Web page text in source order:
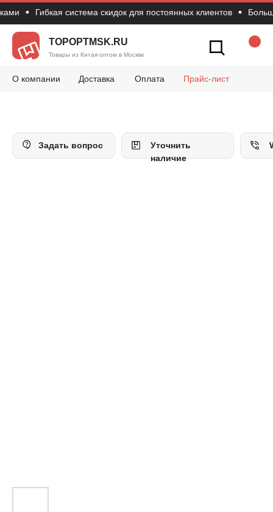
Гибкая система скидок для постоянных клиентов
TOPOPTMSK.RU
Товары из Китая оптом в Москве
О компании Доставка Оплата
Как сделать
Прайс-лист
Уточнить
наличие
Задать вопрос